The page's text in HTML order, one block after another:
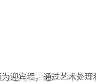
迎宾墙，通过艺术处